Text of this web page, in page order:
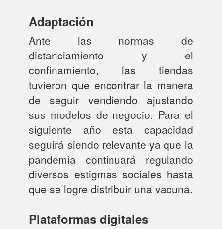
Adaptación
Ante las normas de
distanciamiento y el
confinamiento, las tiendas
tuvieron que encontrar la manera
de seguir vendiendo ajustando
sus modelos de negocio. Para el
siguiente año esta capacidad
seguirá siendo relevante ya que la
pandemia continuará regulando
diversos estigmas sociales hasta
que se logre distribuir una vacuna.
Plataformas digitales